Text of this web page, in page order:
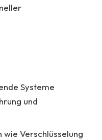
Systeme
und
Verschlüsselung